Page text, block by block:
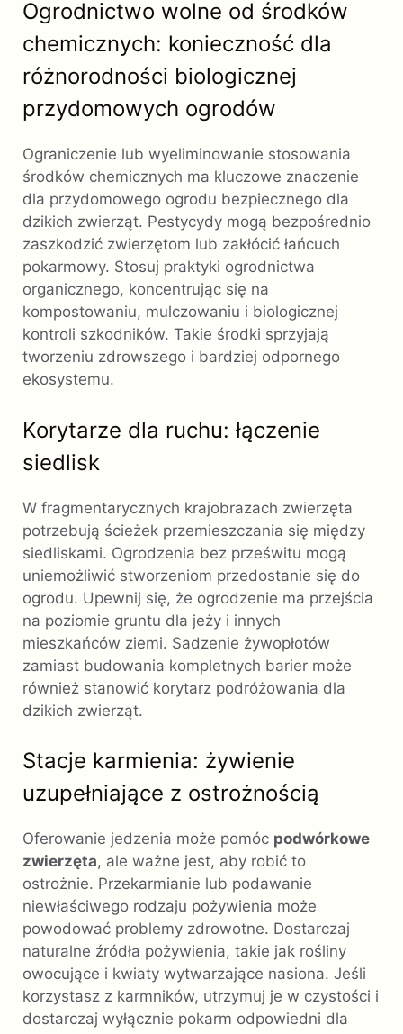
Ogrodnictwo wolne od środków
chemicznych: konieczność dla
różnorodności biologicznej
przydomowych ogrodów
Ograniczenie lub wyeliminowanie stosowania
środków chemicznych ma kluczowe znaczenie
dla przydomowego ogrodu bezpiecznego dla
dzikich zwierząt. Pestycydy mogą bezpośrednio
zaszkodzić zwierzętom lub zakłócić łańcuch
pokarmowy. Stosuj praktyki ogrodnictwa
organicznego, koncentrując się na
kompostowaniu, mulczowaniu i biologicznej
kontroli szkodników. Takie środki sprzyjają
tworzeniu zdrowszego i bardziej odpornego
ekosystemu.
Korytarze dla ruchu: łączenie
siedlisk
W fragmentarycznych krajobrazach zwierzęta
potrzebują ścieżek przemieszczania się między
siedliskami. Ogrodzenia bez prześwitu mogą
uniemożliwić stworzeniom przedostanie się do
ogrodu. Upewnij się, że ogrodzenie ma przejścia
na poziomie gruntu dla jeży i innych
mieszkańców ziemi. Sadzenie żywopłotów
zamiast budowania kompletnych barier może
również stanowić korytarz podróżowania dla
dzikich zwierząt.
Stacje karmienia: żywienie
uzupełniające z ostrożnością
Oferowanie jedzenia może pomóc podwórkowe
zwierzęta, ale ważne jest, aby robić to
ostrożnie. Przekarmianie lub podawanie
niewłaściwego rodzaju pożywienia może
powodować problemy zdrowotne. Dostarczaj
naturalne źródła pożywienia, takie jak rośliny
owocujące i kwiaty wytwarzające nasiona. Jeśli
korzystasz z karmników, utrzymuj je w czystości i
dostarczaj wyłącznie pokarm odpowiedni dla